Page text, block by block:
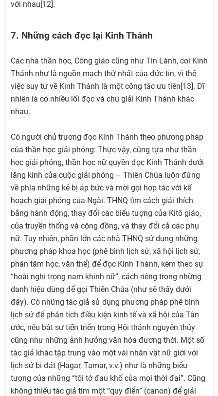
với nhau[12].
7. Những cách đọc lại Kinh Thánh
Các nhà thần học, Công giáo cũng như Tin Lành, coi Kinh
Thánh như là nguồn mạch thứ nhất của đức tin, vì thế
việc suy tư về Kinh Thánh là một công tác ưu tiên[13]. Dĩ
nhiên là có nhiều lối đọc và chú giải Kinh Thánh khác
nhau.
Có người chủ trương đọc Kinh Thánh theo phương pháp
của thần học giải phóng: Thực vậy, cũng tựa như thần
học giải phóng, thần học nữ quyền đọc Kinh Thánh dưới
lăng kính của cuộc giải phóng – Thiên Chúa luôn đứng
về phía những kẻ bị áp bức và mời gọi hợp tác với kế
hoạch giải phóng của Ngài. THNQ tìm cách giải thích
bằng hành động, thay đổi các biểu tượng của Kitô giáo,
của truyền thống và cộng đồng, và thay đổi cả các phụ
nữ. Tuy nhiên, phần lớn các nhà THNQ sử dụng những
phương pháp khoa học (phê bình lịch sử, xã hội lịch sử,
phân tâm học, văn thể) để đọc Kinh Thánh, kèm theo sự
“hoài nghi trọng nam khinh nữ”, cách riêng trong những
danh hiệu dùng để gọi Thiên Chúa (như sẽ thấy dưới
đây). Có những tác giả sử dụng phương pháp phê bình
lịch sử để phân tích điều kiện kinh tế và xã hội của Tân
ước, nêu bật sự tiến triển trong Hội thánh nguyên thủy
cũng như những ảnh hưởng văn hóa đương thời. Một số
tác giả khác tập trung vào một vài nhân vật nữ giới với
lịch sử bi đát (Hagar, Tamar, v.v.) như là những biểu
tượng của những “tôi tớ đau khổ của mọi thời đại”. Cũng
không thiếu tác giả tìm một “quy điển” (canon) để giải